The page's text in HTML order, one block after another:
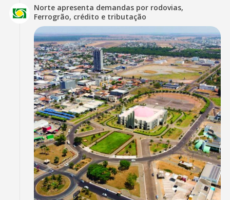
Norte apresenta demandas por rodovias,
Ferrogrão, crédito e tributação